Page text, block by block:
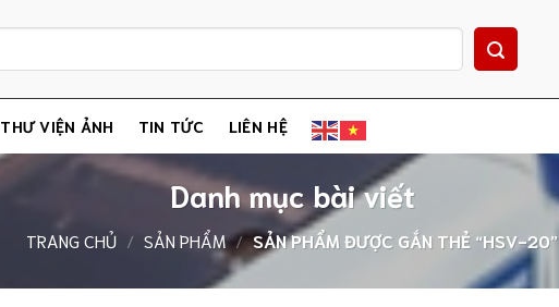
THƯ VIỆN ẢNH TIN TỨC LIÊN HỆ
Danh mục bài viết
TRANG CHỦ / SẢN PHẨM / SẢN PHẨM ĐƯỢC GẮN THẺ “HSV-20”